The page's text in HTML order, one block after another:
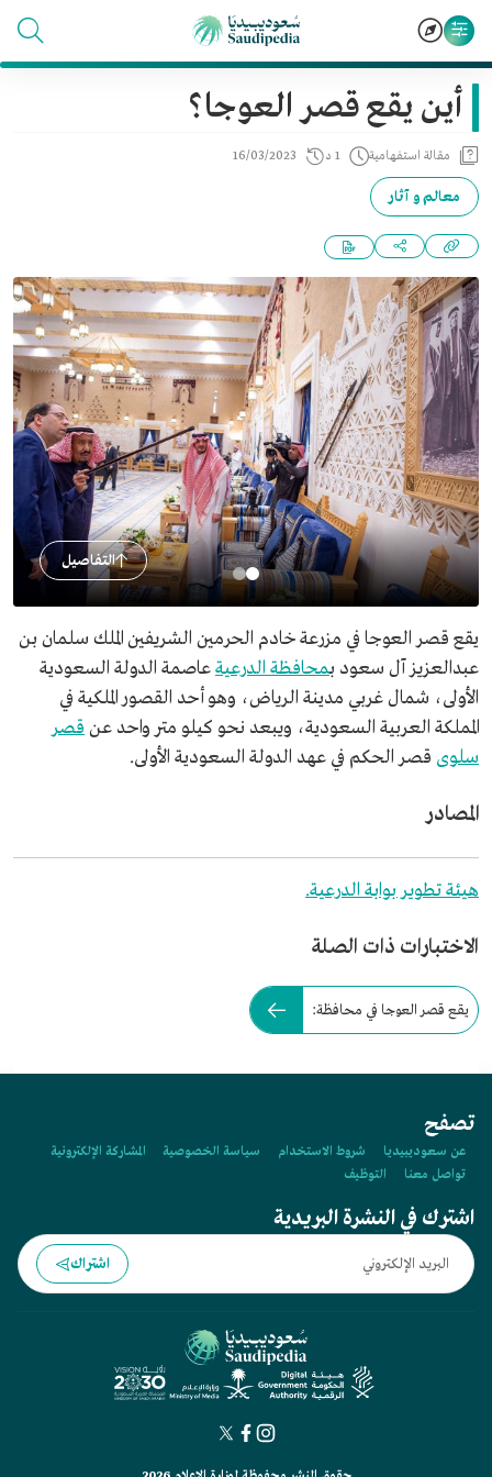
أين يقع قصر العوجا؟
مقالة استفهامية 1 د 16/03/2023
معالم و آثار
التفاصيل
يقع قصر العوجا في مزرعة خادم الحرمين الشريفين الملك سلمان بن
عبدالعزيز آل سعود بمحافظة الدرعيةعاصمة الدولة السعودية
الأولى، شمال غربي مدينة الرياض، وهو أحد القصور الملكية في
المملكة العربية السعودية، ويبعد نحو كيلو متر واحد عن قصر
سلوى قصر الحكم في عهد الدولة السعودية الأولى.
المصادر
هيئة تطوير بوابة الدرعية.
الاختبارات ذات الصلة
يقع قصر العوجا في محافظة:
تصفح
عن سعوديبيديا شروط الاستخدام سياسة الخصوصية
المشاركة الإلكترونية
تواصل معنا
التوظيف
اشترك في النشرة البريدية
اشتراك